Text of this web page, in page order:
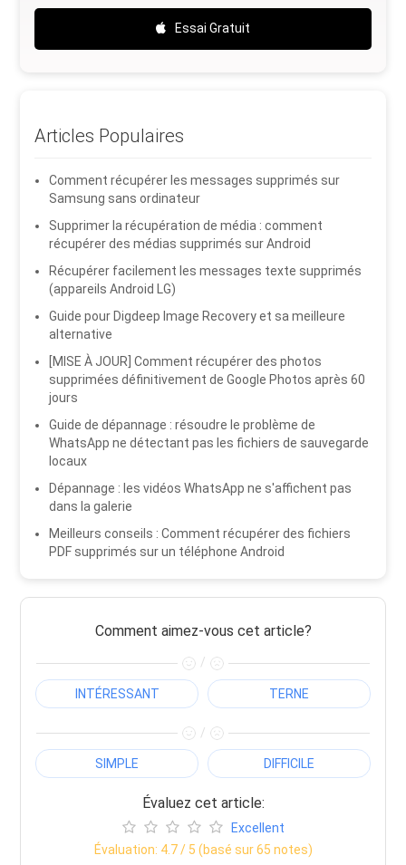
Essai Gratuit
Articles Populaires
Comment récupérer les messages supprimés sur
Samsung sans ordinateur
Supprimer la récupération de média : comment
récupérer des médias supprimés sur Android
Récupérer facilement les messages texte supprimés
(appareils Android LG)
Guide pour Digdeep Image Recovery et sa meilleure
alternative
[MISE À JOUR] Comment récupérer des photos
supprimées définitivement de Google Photos après 60
jours
Guide de dépannage : résoudre le problème de
WhatsApp ne détectant pas les fichiers de sauvegarde
locaux
Dépannage : les vidéos WhatsApp ne s'affichent pas
dans la galerie
Meilleurs conseils : Comment récupérer des fichiers
PDF supprimés sur un téléphone Android
Comment aimez-vous cet article?
/
INTÉRESSANT TERNE
/
SIMPLE DIFFICILE
Évaluez cet article:
Excellent
Évaluation: 4.7/ 5 (basé sur65 notes)